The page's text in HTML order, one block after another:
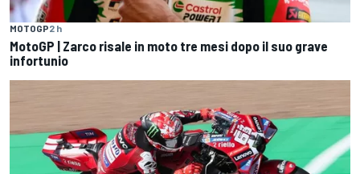
MOTOGP2 h
MotoGP | Zarco risale in moto tre mesi dopo il suo grave
infortunio